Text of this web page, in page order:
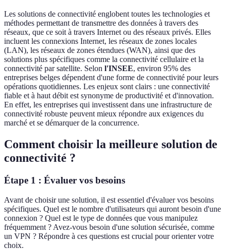
Les solutions de connectivité englobent toutes les technologies et
méthodes permettant de transmettre des données à travers des
réseaux, que ce soit à travers Internet ou des réseaux privés. Elles
incluent les connexions Internet, les réseaux de zones locales
(LAN), les réseaux de zones étendues (WAN), ainsi que des
solutions plus spécifiques comme la connectivité cellulaire et la
connectivité par satellite. Selon l'INSEE, environ 95% des
entreprises belges dépendent d'une forme de connectivité pour leurs
opérations quotidiennes. Les enjeux sont clairs : une connectivité
fiable et à haut débit est synonyme de productivité et d'innovation.
En effet, les entreprises qui investissent dans une infrastructure de
connectivité robuste peuvent mieux répondre aux exigences du
marché et se démarquer de la concurrence.
Comment choisir la meilleure solution de
connectivité ?
Étape 1 : Évaluer vos besoins
Avant de choisir une solution, il est essentiel d'évaluer vos besoins
spécifiques. Quel est le nombre d'utilisateurs qui auront besoin d'une
connexion ? Quel est le type de données que vous manipulez
fréquemment ? Avez-vous besoin d'une solution sécurisée, comme
un VPN ? Répondre à ces questions est crucial pour orienter votre
choix.